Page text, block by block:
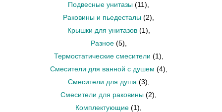
Подвесные унитазы (11)
Раковины и пьедесталы (2)
Крышки для унитазов (1)
Разное (5)
Термостатические смесители (1)
Смесители для ванной с душем (4)
Смесители для душа (3)
Смесители для раковины (2)
Комплектующие (1)